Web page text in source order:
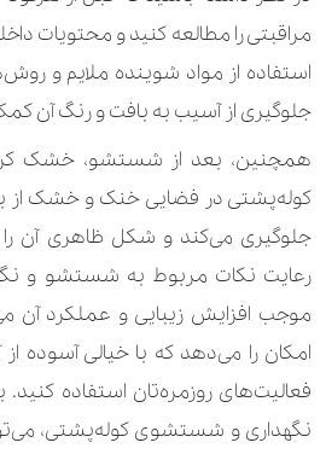
مراقبتی را مطالعه کنید و محتویات
استفاده از مواد شوینده ملایم و
جلوگیری از آسیب به بافت و رنگ آن
همچنین، بعد از شستشو، خشک
کوله‌پشتی در فضایی خنک و خشک از
جلوگیری می‌کند و شکل ظاهری آن را
رعایت نکات مربوط به شستشو و
موجب افزایش زیبایی و عملکرد آن
امکان را می‌دهد که با خیالی آسوده
فعالیت‌های روزمره‌تان استفاده کنید.
نگهداری و شستشوی کوله‌پشتی،